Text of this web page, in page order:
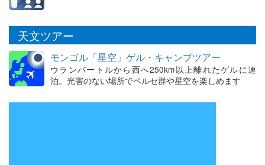
天文ツアー
モンゴル「星空」ゲル・キャンプツアー
ウランバートルから西へ250km以上離れたゲルに連
泊。光害のない場所でペルセ群や星空を楽しめます